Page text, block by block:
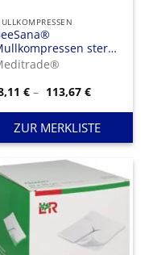
steril,
fach
€ – 113,67€
8,11 €
bis
113,67 €
ZUR MERKLISTE